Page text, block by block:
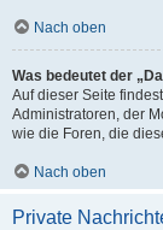
Nach oben
Was bedeutet der
Auf dieser Seite
Administratoren, der
wie die Foren, die
Nach oben
Private